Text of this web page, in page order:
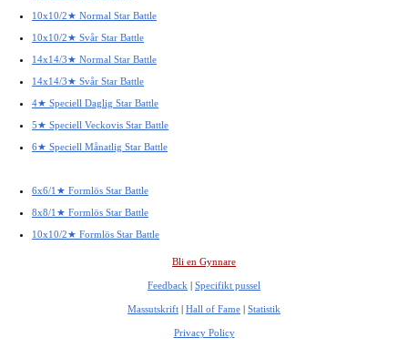
10x10/2★ Normal Star Battle
10x10/2★ Svår Star Battle
14x14/3★ Normal Star Battle
14x14/3★ Svår Star Battle
4★ Speciell Daglig Star Battle
5★ Speciell Veckovis Star Battle
6★ Speciell Månatlig Star Battle
6x6/1★ Formlös Star Battle
8x8/1★ Formlös Star Battle
10x10/2★ Formlös Star Battle
Bli en Gynnare
Feedback | Specifikt pussel
Massutskrift | Hall of Fame | Statistik
Privacy Policy